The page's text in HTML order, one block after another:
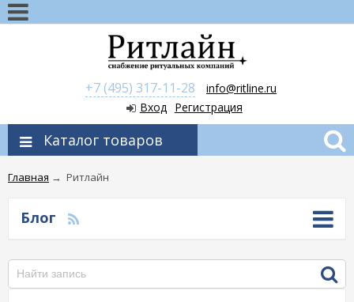
+7 (495) 317-11-28
info@ritline.ru
Вход
Регистрация
Каталог товаров
Главная → Ритлайн
Блог